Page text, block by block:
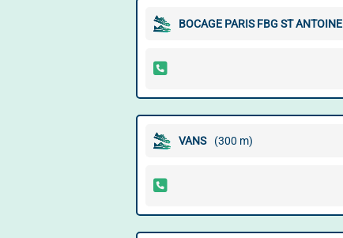
BOCAGE PARIS FBG ST ANTOINE
VANS (300 m)